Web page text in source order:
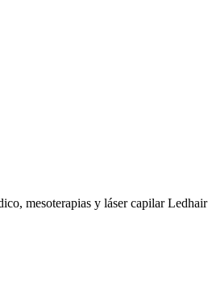
mesoterapias y láser capilar Ledhair